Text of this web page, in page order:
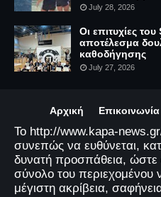
July 28, 2026
Οι επιτυχίες
αποτέλεσμα
καθοδήγησης
July 27, 2026
Αρχική Επικοινωνία
Το http://www.kapa-
συνεπώς να ευθύνεται,
δυνατή προσπάθεια, ώστε
σύνολο του περιεχομένου
μέγιστη ακρίβεια,